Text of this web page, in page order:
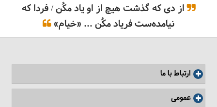
از دی که گذشت هیچ از او یاد مکُن / فردا که
نیامده‌ست فریاد مکُن ... «خیام»
ارتباط با ما
عمومی